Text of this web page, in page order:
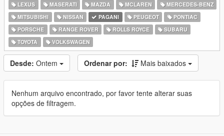
LEXUS
MASERATI MAZDA MCLAREN
MERCEDES-BENZ
MITSUBISHI
NISSAN PAGANI PEUGEOT
PONTIAC
PORSCHE
RANGE ROVER ROLLS ROYCE
SUBARU
TOYOTA
VOLKSWAGEN
Desde: Ontem Ordenar por: Mais baixados
Nenhum arquivo encontrado, por favor tente alterar suas
opções de filtragem.